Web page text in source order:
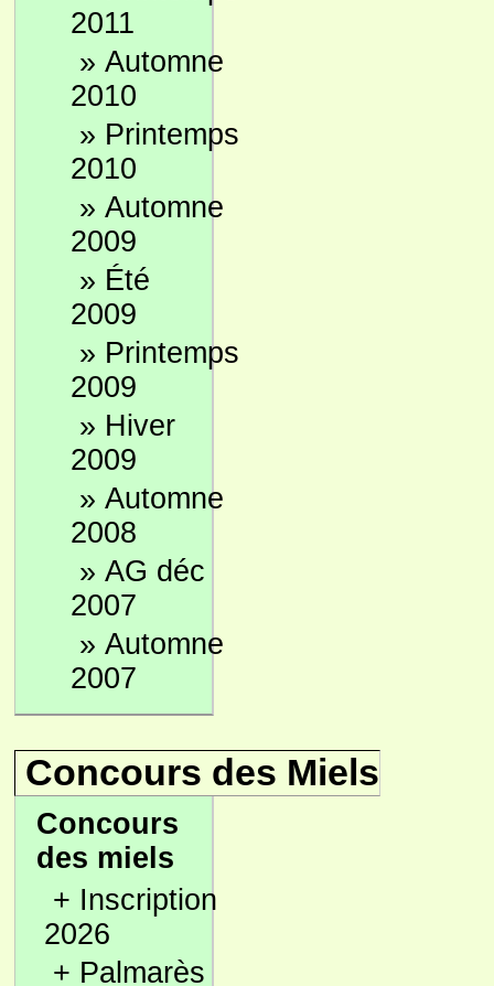
2011
» Automne
2010
» Printemps
2010
» Automne
2009
» Été
2009
» Printemps
2009
» Hiver
2009
» Automne
2008
» AG déc
2007
» Automne
2007
Concours des Miels
Concours
des miels
+ Inscription
2026
+ Palmarès